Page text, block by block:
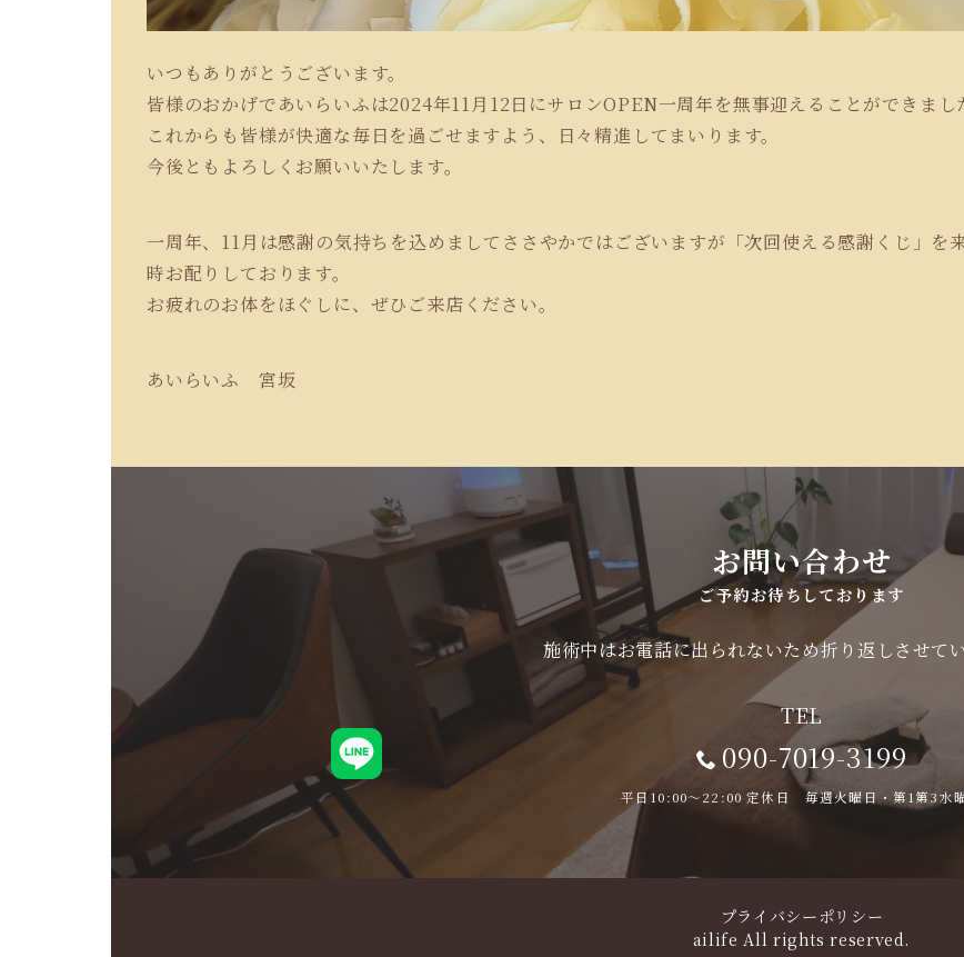
いつもありがとうございます。
皆様のおかげであいらいふは2024年11月12日にサロンOPEN一周年を無事迎えることができまし
これからも皆様が快適な毎日を過ごせますよう、日々精進してまいります。
今後ともよろしくお願いいたします。
一周年、11月は感謝の気持ちを込めましてささやかではございますが「次回使える感謝くじ」を
時お配りしております。
お疲れのお体をほぐしに、ぜひご来店ください。
あいらいふ 宮坂
お問い合わせ
ご予約お待ちしております
施術中はお電話に出られないため折り返しさせて
TEL
090-7019-3199
平日10:00〜22:00 定休日 毎週火曜日・第1第3水
プライバシーポリシー
ailife All rights reserved.